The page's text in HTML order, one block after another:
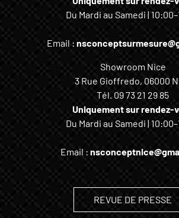
Du Mardi au Samedi |
Email :
Showroom Nice
3 Rue Gioffredo, 06000
Tél. 09 73 21 29 85
Uniquement sur rendez-
Du Mardi au Samedi |
Email :
REVUE DE PRESSE